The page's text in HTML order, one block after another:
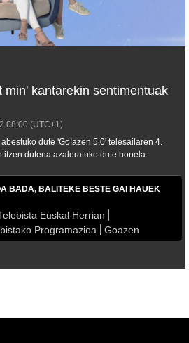
min' kantarekin sentimentuak
08:00 (UTC+1)
dute 'Go!azen 5.0' telesailaren 4.
dutena azaleratuko dute honela.
BADA, BALITEKE BESTE GAI HAUEK
Euskal Herrian
Programazioa Goazen